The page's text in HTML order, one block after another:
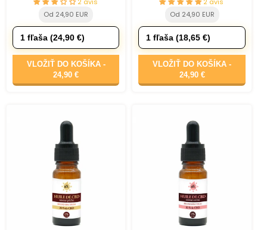
Od 24,90 EUR
VLOŽIŤ DO KOŠÍKA -
24,90 €
Od 24,90 EUR
VLOŽIŤ DO KOŠÍKA -
24,90 €